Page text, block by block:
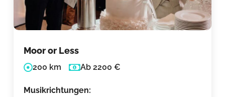
Moor or Less
200 km Ab 2200 €
Musikrichtungen: